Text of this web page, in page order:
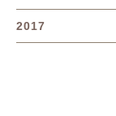
2017